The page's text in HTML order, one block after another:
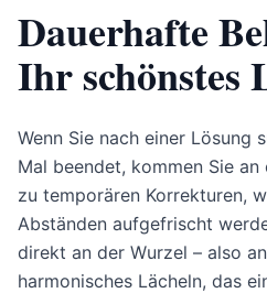
Dauerhafte
Ihr schönstes
Wenn Sie nach einer Lösung
Mal beendet, kommen Sie
zu temporären Korrekturen,
Abständen aufgefrischt
direkt an der Wurzel – also
harmonisches Lächeln, das